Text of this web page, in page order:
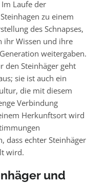
Laufe der
zu einem
des Schnapses,
ihr Wissen und ihre
weitergaben.
den Steinhäger geht
sie ist auch ein
die mit diesem
Verbindung
Herkunftsort wird
dass echter Steinhäger
wird.
und